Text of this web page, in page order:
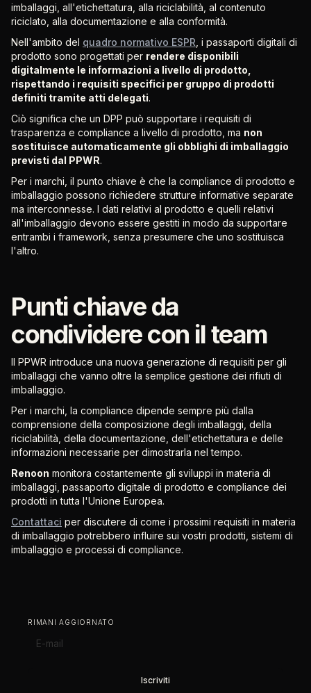
imballaggi, all'etichettatura, alla riciclabilità, al contenuto
riciclato, alla documentazione e alla conformità.
Nell'ambito del quadro normativo ESPR , i passaporti digitali di
prodotto sono progettati per rendere disponibili
digitalmente le informazioni a livello di prodotto,
rispettando i requisiti specifici per gruppo di prodotti
definiti tramite atti delegati.
Ciò significa che un DPP può supportare i requisiti di
trasparenza e compliance a livello di prodotto, ma non
sostituisce automaticamente gli obblighi di imballaggio
previsti dal PPWR.
Per i marchi, il punto chiave è che la compliance di prodotto e
imballaggio possono richiedere strutture informative separate
ma interconnesse. I dati relativi al prodotto e quelli relativi
all'imballaggio devono essere gestiti in modo da supportare
entrambi i framework, senza presumere che uno sostituisca
l'altro.
Punti chiave da
condividere con il team
Il PPWR introduce una nuova generazione di requisiti per gli
imballaggi che vanno oltre la semplice gestione dei rifiuti di
imballaggio.
Per i marchi, la compliance dipende sempre più dalla
comprensione della composizione degli imballaggi, della
riciclabilità, della documentazione, dell'etichettatura e delle
informazioni necessarie per dimostrarla nel tempo.
Renoon monitora costantemente gli sviluppi in materia di
imballaggi, passaporto digitale di prodotto e compliance dei
prodotti in tutta l'Unione Europea.
Contattaci per discutere di come i prossimi requisiti in materia
di imballaggio potrebbero influire sui vostri prodotti, sistemi di
imballaggio e processi di compliance.
RIMANI AGGIORNATO